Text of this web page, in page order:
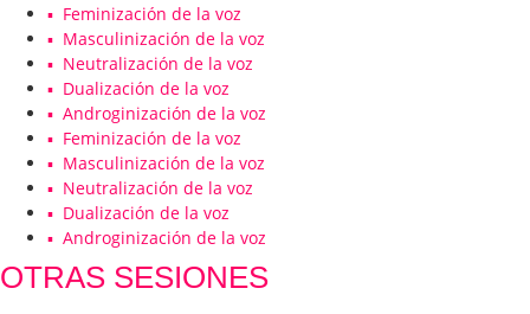
▪️ Feminización de la voz
▪️ Masculinización de la voz
▪️ Neutralización de la voz
▪️ Dualización de la voz
▪️ Androginización de la voz
▪️ Feminización de la voz
▪️ Masculinización de la voz
▪️ Neutralización de la voz
▪️ Dualización de la voz
▪️ Androginización de la voz
OTRAS SESIONES